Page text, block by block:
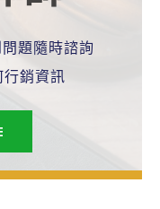
題隨時諮詢
銷資訊